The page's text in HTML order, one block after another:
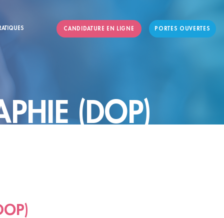
CANDIDATURE EN LIGNE PORTES OUVERTES
(DOP)